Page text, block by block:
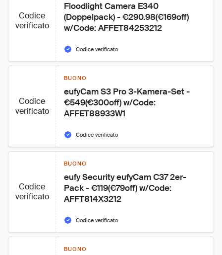
Codice
verificato
Floodlight Camera E340
(Doppelpack) - €290.98(€169off)
w/Code: AFFET84253212
Codice verificato
Codice
verificato
BUONO
eufyCam S3 Pro 3-Kamera-Set -
€549(€300off) w/Code:
AFFET88933W1
Codice verificato
Codice
verificato
BUONO
eufy Security eufyCam C37 2er-
Pack - €119(€79off) w/Code:
AFFT814X3212
Codice verificato
BUONO